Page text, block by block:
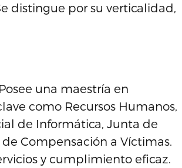
distingue por su verticalidad,
una maestría en
como Recursos Humanos,
de Informática, Junta de
Compensación a Víctimas.
y cumplimiento eficaz.